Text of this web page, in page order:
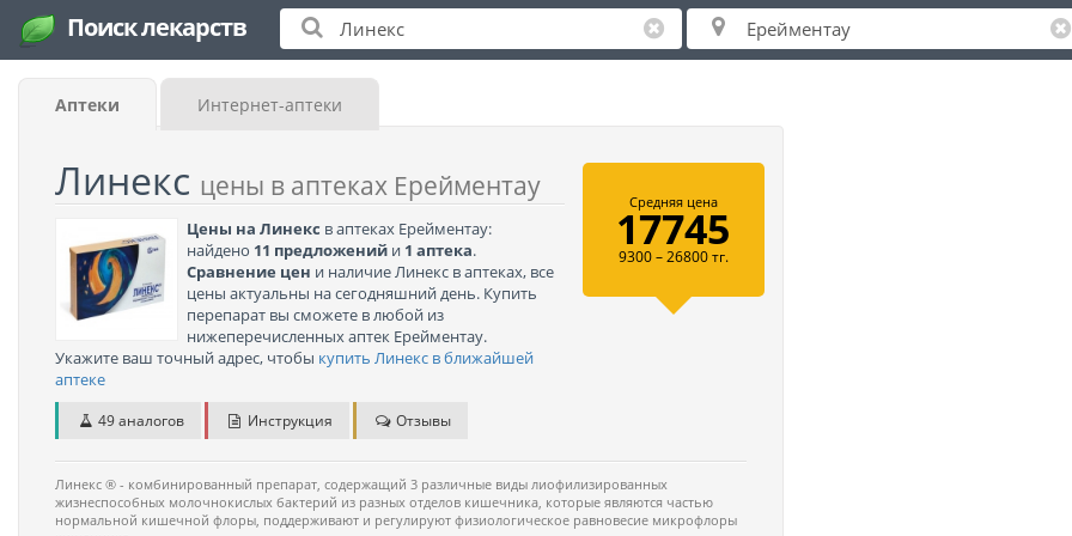
Поиск лекарств
Аптеки Интернет-аптеки
Линекс цены в аптеках Ерейментау
Цены на Линекс в аптеках Ерейментау:
найдено 11 предложений и 1 аптека.
Сравнение цен и наличие Линекс в аптеках, все
цены актуальны на сегодняшний день. Купить
перепарат вы сможете в любой из
нижеперечисленных аптек Ерейментау.
Укажите ваш точный адрес, чтобы купить Линекс в ближайшей
аптеке
49 аналогов Инструкция Отзывы
Средняя цена
17745
9300 – 26800 тг.
Линекс ® - комбинированный препарат, содержащий 3 различные виды лиофилизированных
жизнеспособных молочнокислых бактерий из разных отделов кишечника, которые являются частью
нормальной кишечной флоры, поддерживают и регулируют физиологическое равновесие микрофлоры